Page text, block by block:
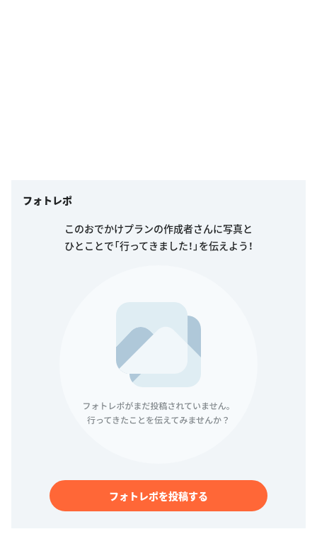
フォトレポ
このおでかけプランの作成者さんに写真と
ひとことで「行ってきました！」を伝えよう！
フォトレポを投稿する